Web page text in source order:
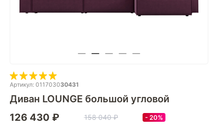
Артикул: 011703030431
Диван LOUNGE большой угловой
126 430 ₽
158 040 ₽ 20%